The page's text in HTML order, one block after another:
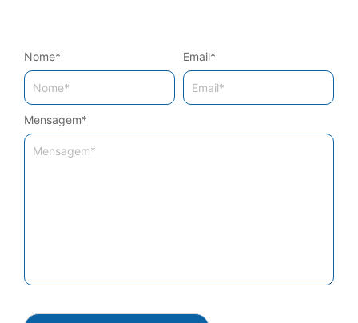
Mensagem*
Nome* Email*